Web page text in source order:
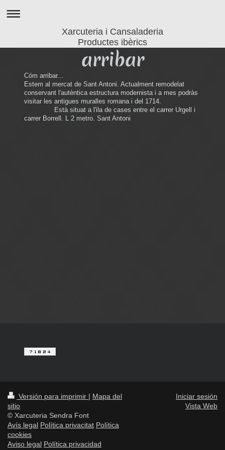
Xarcuteria i Cansaladeria
Productes ibèrics
arribar
Cóm arribar...
Estem al mercat de Sant Antoni. Actualment remodelat
conservant l'autèntica estructura modernista i a mes podràs
visitar les antigues muralles romana i del 1714.
Està situat a l'ila de cases entre el carrer Urgell i
carrer Borrell. L 2 metro. Sant Antoni
Versión para imprimir | Mapa del
sitio
© Xarcuteria Sendra Font
Avís legal Política privacitat Política
cookies
Aviso legal Política privacidad
Iniciar sesión
Vista Web